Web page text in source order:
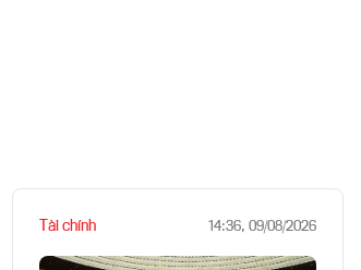
Tài chính 14:36, 09/08/2026